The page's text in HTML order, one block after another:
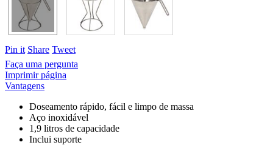
Pin it Share Tweet
Faça uma pergunta
Imprimir página
Vantagens
Doseamento rápido, fácil e limpo de massa
Aço inoxidável
1,9 litros de capacidade
Inclui suporte